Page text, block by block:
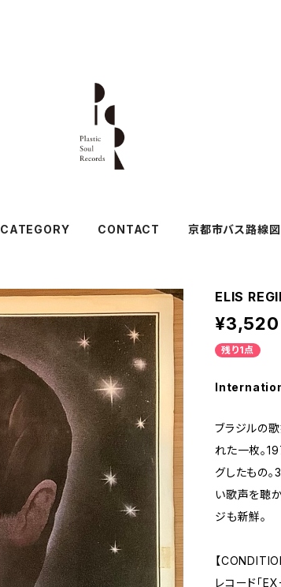
CATEGORY CONTACT 京都市バス路線図
ELIS
¥3,520
残り1点
ブラジルの
れた一枚。
グしたもの
い歌声を聴
ジも新鮮。
【
レコード「EX